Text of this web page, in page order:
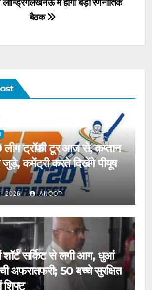
लखनऊ में होगी बड़ी रणनीतिक
बैठक
लॉन्ड्रिंग
लीग ट्रॉफी टूर आज से, कप्तान
जुड़े, कमेंट्री करते दिखेंगे पीयूष
2026 ANOOP
शॉर्ट सर्किट से लगी आग, धुआं
अफरातफरी; 50 बच्चे सुरक्षित
शिफ्ट